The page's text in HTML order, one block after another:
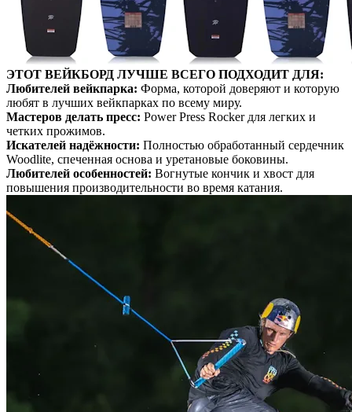
ЭТОТ ВЕЙКБОРД ЛУЧШЕ ВСЕГО ПОДХОДИТ ДЛЯ:
Любителей вейкпарка: Форма, которой доверяют и которую
любят в лучших вейкпарках по всему миру.
Мастеров делать пресс: Power Press Rocker для легких и
четких прожимов.
Искателей надёжности: Полностью обработанный сердечник
Woodlite, спеченная основа и уретановые боковины.
Любителей особенностей: Вогнутые кончик и хвост для
повышения производительности во время катания.